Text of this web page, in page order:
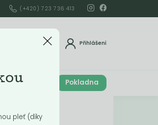
(+420) 723 736 413
Přihlášení
Cena celkem Pokladna
košíku
pleť (díky